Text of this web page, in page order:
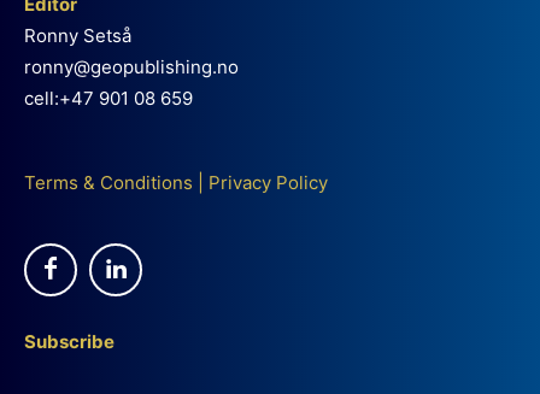
Editor
Ronny Setså
ronny@geopublishing.no
cell:+47 901 08 659
Terms & Conditions Privacy Policy
Subscribe